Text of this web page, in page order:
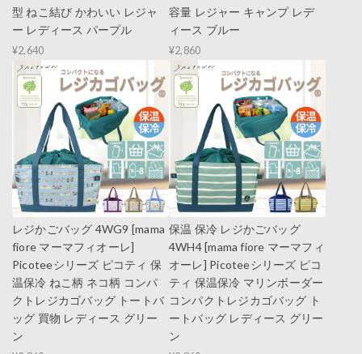
型 ねこ結び かわいい レジャ
ー レディース パープル
¥2,640
容量 レジャー キャンプ レデ
ィース ブルー
¥2,860
レジかごバッグ 4WG9 [mama
fiore マーマフィオーレ]
Picoteeシリーズ ピコティ 保
温保冷 ねこ柄 ネコ柄 コンパ
クトレジカゴバッグ トートバ
ッグ 買物 レディース グリー
ン
保温 保冷 レジかごバッグ
4WH4 [mama fiore マーマフィ
オーレ] Picoteeシリーズ ピコ
ティ 保温保冷 マリンボーダー
コンパクトレジカゴバッグ ト
ートバッグ レディース グリー
ン